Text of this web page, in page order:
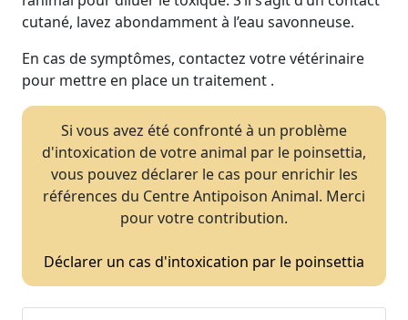
cutané, lavez abondamment à l’eau savonneuse.
En cas de symptômes, contactez votre vétérinaire
pour mettre en place un traitement .
Si vous avez été confronté à un problème
d'intoxication de votre animal par le poinsettia,
vous pouvez déclarer le cas pour enrichir les
références du Centre Antipoison Animal. Merci
pour votre contribution.
Déclarer un cas d'intoxication par le poinsettia